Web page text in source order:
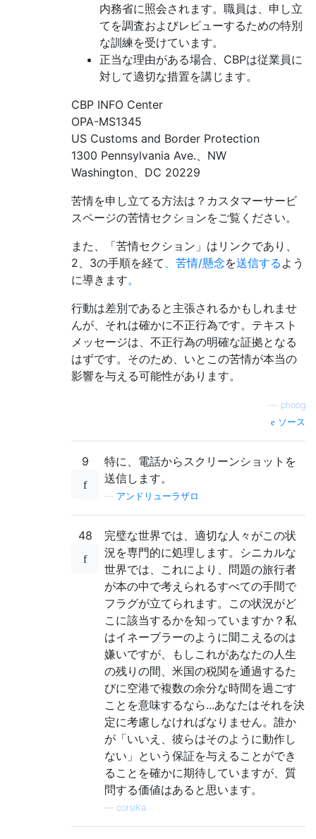
内務省に照会されます。職員は、申し立
てを調査およびレビューするための特別
な訓練を受けています。
正当な理由がある場合、CBPは従業員に
対して適切な措置を講じます。
CBP INFO Center
OPA-MS1345
US Customs and Border Protection
1300 Pennsylvania Ave.、NW
Washington、DC 20229
苦情を申し立てる方法は？カスタマーサービ
スページの苦情セクションをご覧ください。
また、「苦情セクション」はリンクであり、
2、3の手順を経て 、苦情/懸念を送信する よう
に導きます。
行動は差別であると主張されるかもしれませ
んが、それは確かに不正行為です。テキスト
メッセージは、不正行為の明確な証拠となる
はずです。そのため、いとこの苦情が本当の
影響を与える可能性があります。
phoog
ソース
9
特に、電話からスクリーンショットを
送信します。
アンドリューラザロ
48
完璧な世界では、適切な人々がこの状
況を専門的に処理します。シニカルな
世界では、これにより、問題の旅行者
が本の中で考えられるすべての手間で
フラグが立てられます。この状況がど
こに該当するかを知っていますか？私
はイネーブラーのように聞こえるのは
嫌いですが、もしこれがあなたの人生
の残りの間、米国の税関を通過するた
びに空港で複数の余分な時間を過ごす
ことを意味するなら...あなたはそれを決
定に考慮しなければなりません。誰か
が「いいえ、彼らはそのように動作し
ない」という保証を与えることができ
ることを確かに期待していますが、質
問する価値はあると思います。
corsiKa